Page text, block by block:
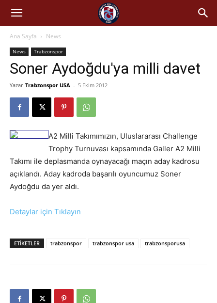
Ana Sayfa News
News Trabzonspor
Soner Aydoğdu'ya milli davet
Yazar Trabzonspor USA - 5 Ekim 2012
A2 Milli Takımımızın, Uluslararası Challenge
Trophy Turnuvası kapsamında Galler A2 Milli
Takımı ile deplasmanda oynayacağı maçın aday kadrosu
açıklandı. Aday kadroda başarılı oyuncumuz Soner
Aydoğdu da yer aldı.
Detaylar için Tıklayın
ETIKETLER trabzonspor trabzonspor usa trabzonsporusa